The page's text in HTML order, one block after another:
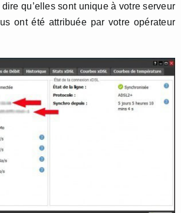
dire qu’elles sont unique à votre serveur
ont été attribuée par votre opérateur